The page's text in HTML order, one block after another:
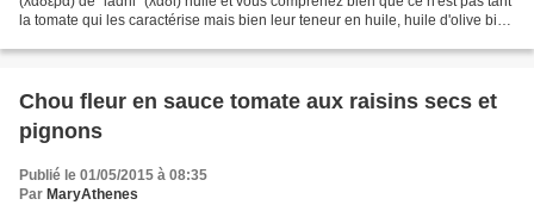
la tomate qui les caractérise mais bien leur teneur en huile, huile d'olive bien
Chou fleur en sauce tomate aux raisins secs et
pignons
Publié le 01/05/2015 à 08:35
Par MaryAthenes